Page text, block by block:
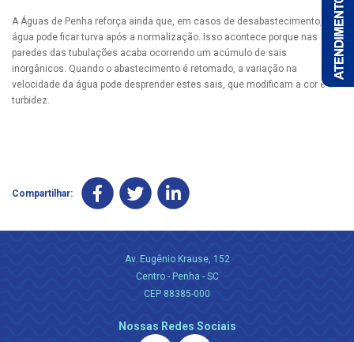
A Águas de Penha reforça ainda que, em casos de desabastecimento, a
água pode ficar turva após a normalização. Isso acontece porque nas
paredes das tubulações acaba ocorrendo um acúmulo de sais
inorgânicos. Quando o abastecimento é retomado, a variação na
velocidade da água pode desprender estes sais, que modificam a cor e a
turbidez.
Compartilhar:
Av. Eugênio Krause, 152
Centro - Penha - SC
CEP 88385-000
Nossas Redes Sociais